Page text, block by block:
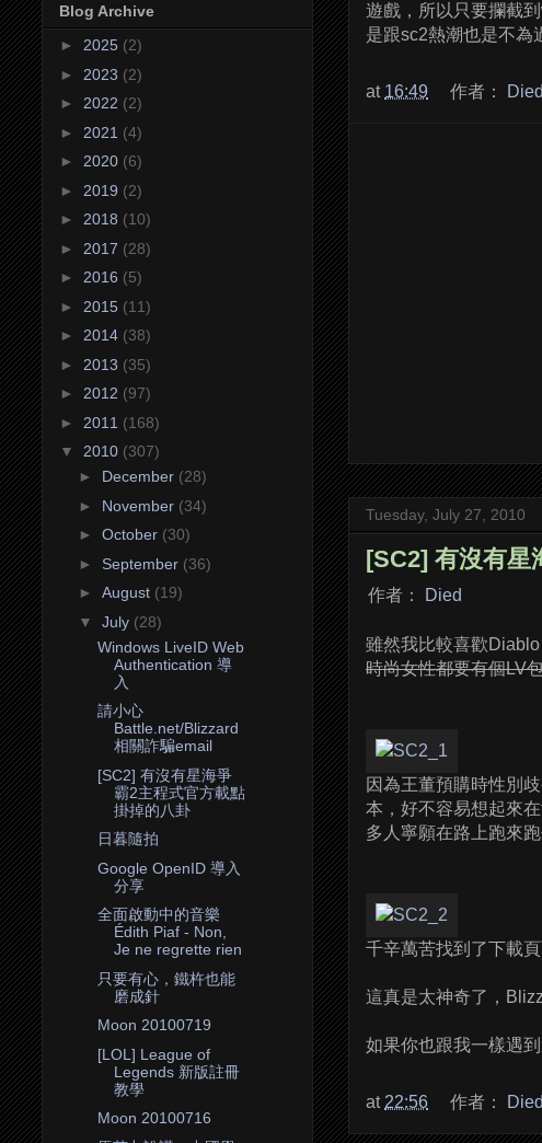
遊戲，所以只要攔截
是跟sc2熱潮也是不為
at 16:49 作者： Died
Tuesday, July 27, 2010
[SC2] 有沒有星
作者： Died
雖然我比較喜歡
時尚女性都要有個LV
因為王董預購時性別
本，好不容易想起來
多人寧願在路上跑來跑
千辛萬苦找到了下載
這真是太神奇了，
如果你也跟我一樣遇
at 22:56 作者： Died
Blog Archive
► 2025 (2)
► 2023 (2)
► 2022 (2)
► 2021 (4)
► 2020 (6)
► 2019 (2)
► 2018 (10)
► 2017 (28)
► 2016 (5)
► 2015 (11)
► 2014 (38)
► 2013 (35)
► 2012 (97)
► 2011 (168)
▼ 2010 (307)
► December (28)
► November (34)
► October (30)
► September (36)
► August (19)
▼ July (28)
Windows LiveID Web
Authentication 導
入
請小心
Battle.net/Blizzard
相關詐騙email
[SC2] 有沒有星海爭
霸2主程式官方載點
掛掉的八卦
日暮隨拍
Google OpenID 導入
分享
全面啟動中的音樂
Édith Piaf - Non,
Je ne regrette rien
只要有心，鐵杵也能
磨成針
Moon 20100719
[LOL] League of
Legends 新版註冊
教學
Moon 20100716